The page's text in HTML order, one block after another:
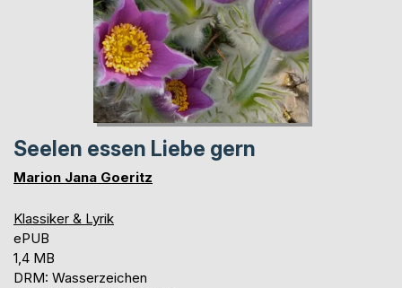
Seelen essen Liebe gern
Marion Jana Goeritz
Klassiker & Lyrik
ePUB
1,4 MB
DRM: Wasserzeichen